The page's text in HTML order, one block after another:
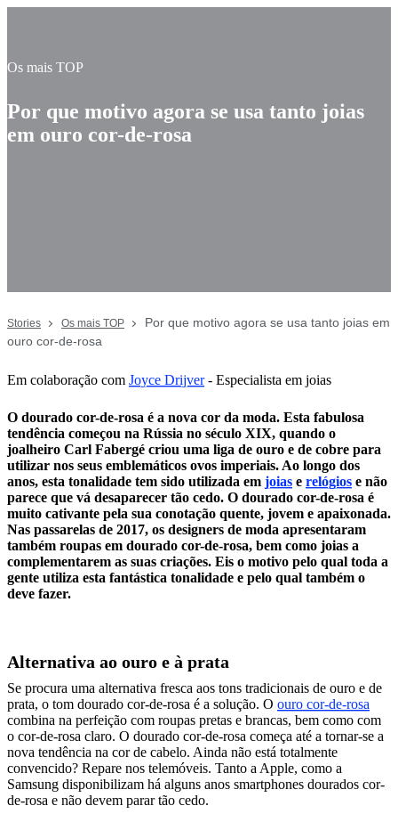
Os mais TOP
Por que motivo agora se usa tanto joias
em ouro cor-de-rosa
Stories Os mais TOP
Por que motivo agora se usa tanto joias em
ouro cor-de-rosa
Em colaboração com Joyce Drijver- Especialista em joias
O dourado cor-de-rosa é a nova cor da moda. Esta fabulosa
tendência começou na Rússia no século XIX, quando o
joalheiro Carl Fabergé criou uma liga de ouro e de cobre para
utilizar nos seus emblemáticos ovos imperiais. Ao longo dos
anos, esta tonalidade tem sido utilizada em joias e relógios e não
parece que vá desaparecer tão cedo. O dourado cor-de-rosa é
muito cativante pela sua conotação quente, jovem e apaixonada.
Nas passarelas de 2017, os designers de moda apresentaram
também roupas em dourado cor-de-rosa, bem como joias a
complementarem as suas criações. Eis o motivo pelo qual toda a
gente utiliza esta fantástica tonalidade e pelo qual também o
deve fazer.
Alternativa ao ouro e à prata
Se procura uma alternativa fresca aos tons tradicionais de ouro e de
prata, o tom dourado cor-de-rosa é a solução. O ouro cor-de-rosa
combina na perfeição com roupas pretas e brancas, bem como com
o cor-de-rosa claro. O dourado cor-de-rosa começa até a tornar-se a
nova tendência na cor de cabelo. Ainda não está totalmente
convencido? Repare nos telemóveis. Tanto a Apple, como a
Samsung disponibilizam há alguns anos smartphones dourados cor-
de-rosa e não devem parar tão cedo.